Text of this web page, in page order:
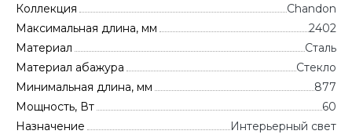
Коллекция
Chandon
Максимальная длина, мм
2402
Материал
Сталь
Материал абажура
Стекло
Минимальная длина, мм
877
Мощность, Вт
60
Назначение
Интерьерный свет